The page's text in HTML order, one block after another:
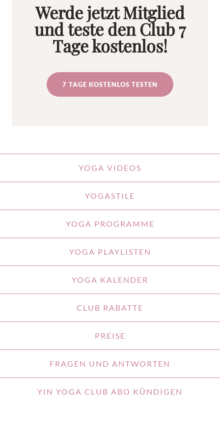
Werde jetzt Mitglied
und teste den Club 7
Tage kostenlos!
7 TAGE KOSTENLOS TESTEN
YOGA VIDEOS
YOGASTILE
YOGA PROGRAMME
YOGA PLAYLISTEN
YOGA KALENDER
CLUB RABATTE
PREISE
FRAGEN UND ANTWORTEN
YIN YOGA CLUB ABO KÜNDIGEN